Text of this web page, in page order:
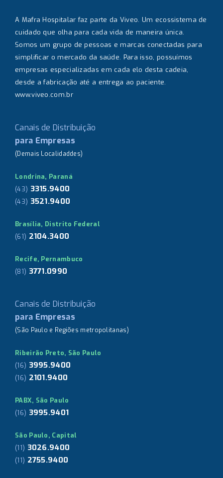
A Mafra Hospitalar faz parte da Viveo. Um ecossistema de
cuidado que olha para cada vida de maneira única.
Somos um grupo de pessoas e marcas conectadas para
simplificar o mercado da saúde. Para isso, possuímos
empresas especializadas em cada elo desta cadeia,
desde a fabricação até a entrega ao paciente.
www.viveo.com.br
Canais de Distribuição
para Empresas
(Demais Localidaddes)
Londrina, Paraná
(43) 3315.9400
(43) 3521.9400
Brasília, Distrito Federal
(61) 2104.3400
Recife, Pernambuco
(81) 3771.0990
Canais de Distribuição
para Empresas
(São Paulo e Regiões metropolitanas)
Ribeirão Preto, São Paulo
(16) 3995.9400
(16) 2101.9400
PABX, São Paulo
(16) 3995.9401
São Paulo, Capital
(11) 3026.9400
(11) 2755.9400